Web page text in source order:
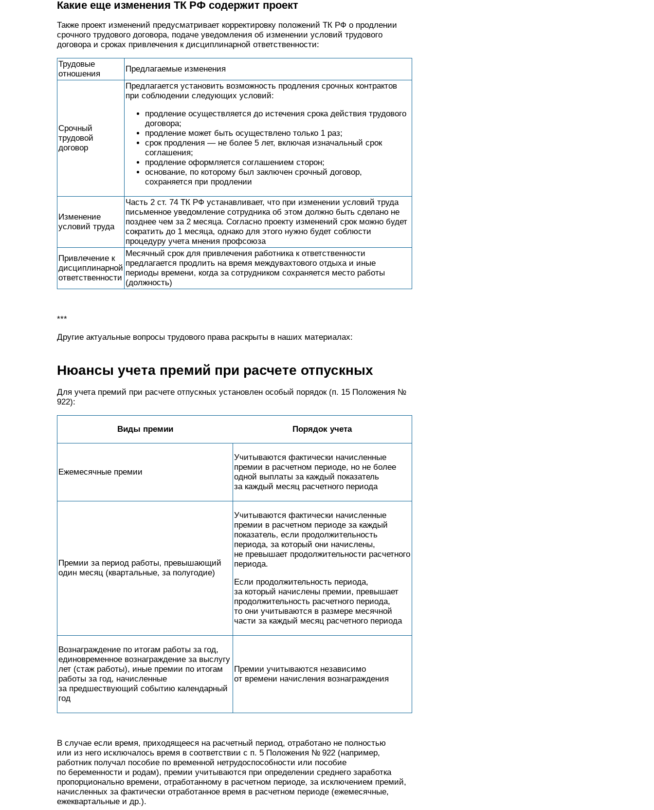
Какие еще изменения ТК РФ содержит проект
Также проект изменений предусматривает корректировку положений ТК РФ о продлении
срочного трудового договора, подаче уведомления об изменении условий трудового
договора и сроках привлечения к дисциплинарной ответственности:
Трудовые
отношения
Предлагаемые изменения
Срочный
трудовой
договор
Предлагается установить возможность продления срочных контрактов
при соблюдении следующих условий:
продление осуществляется до истечения срока действия трудового
договора;
продление может быть осуществлено только 1 раз;
срок продления — не более 5 лет, включая изначальный срок
соглашения;
продление оформляется соглашением сторон;
основание, по которому был заключен срочный договор,
сохраняется при продлении
Изменение
условий труда
Часть 2 ст. 74 ТК РФ устанавливает, что при изменении условий труда
письменное уведомление сотрудника об этом должно быть сделано не
позднее чем за 2 месяца. Согласно проекту изменений срок можно будет
сократить до 1 месяца, однако для этого нужно будет соблюсти
процедуру учета мнения профсоюза
Привлечение к
дисциплинарной
ответственности
Месячный срок для привлечения работника к ответственности
предлагается продлить на время междувахтового отдыха и иные
периоды времени, когда за сотрудником сохраняется место работы
(должность)
***
Другие актуальные вопросы трудового права раскрыты в наших материалах:
Нюансы учета премий при расчете отпускных
Для учета премий при расчете отпускных установлен особый порядок (п. 15 Положения №
922):
Виды премии Порядок учета
Ежемесячные премии
Учитываются фактически начисленные
премии в расчетном периоде, но не более
одной выплаты за каждый показатель
за каждый месяц расчетного периода
Премии за период работы, превышающий
один месяц (квартальные, за полугодие)
Учитываются фактически начисленные
премии в расчетном периоде за каждый
показатель, если продолжительность
периода, за который они начислены,
не превышает продолжительности расчетного
периода.
Если продолжительность периода,
за который начислены премии, превышает
продолжительность расчетного периода,
то они учитываются в размере месячной
части за каждый месяц расчетного периода
Вознаграждение по итогам работы за год,
единовременное вознаграждение за выслугу
лет (стаж работы), иные премии по итогам
работы за год, начисленные
за предшествующий событию календарный
год
Премии учитываются независимо
от времени начисления вознаграждения
В случае если время, приходящееся на расчетный период, отработано не полностью
или из него исключалось время в соответствии с п. 5 Положения № 922 (например,
работник получал пособие по временной нетрудоспособности или пособие
по беременности и родам), премии учитываются при определении среднего заработка
пропорционально времени, отработанному в расчетном периоде, за исключением премий,
начисленных за фактически отработанное время в расчетном периоде (ежемесячные,
ежеквартальные и др.).